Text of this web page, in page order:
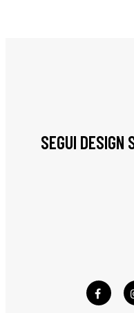
SEGUI DESIGN